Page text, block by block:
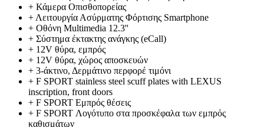
+ Κάμερα Οπισθοπορείας
+ Λειτουργία Ασύρματης Φόρτισης Smartphone
+ Οθόνη Multimedia 12.3''
+ Σύστημα έκτακτης ανάγκης (eCall)
+ 12V θύρα, εμπρός
+ 12V θύρα, χώρος αποσκευών
+ 3-άκτινο, Δερμάτινο περφορέ τιμόνι
+ F SPORT stainless steel scuff plates with LEXUS
inscription, front doors
+ F SPORT Εμπρός θέσεις
+ F SPORT Λογότυπο στα προσκέφαλα των εμπρός
καθισμάτων